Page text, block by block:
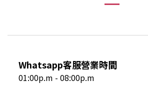
Whatsapp客服營業時間
01:00p.m - 08:00p.m